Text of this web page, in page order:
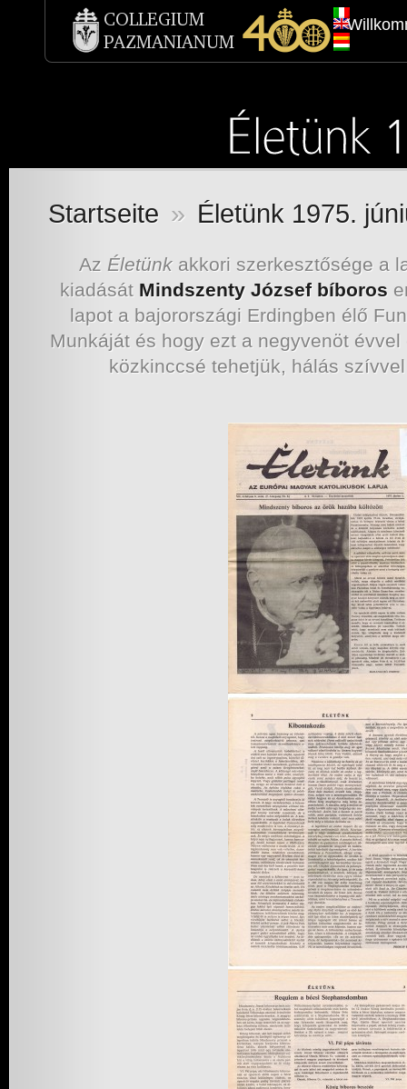
Startseite » Életünk 1975.
Az Életünk akkori szerkesztősége a
kiadását Mindszenty József bíboros
lapot a bajorországi Erdingben élő
Munkáját és hogy ezt a negyvenöt
közkinccsé tehetjük, hálás